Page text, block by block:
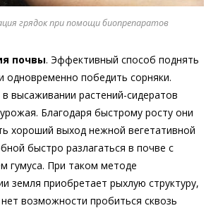
грядок при помощи биопрепаратов
почвы. Эффективный способ поднять
одновременно победить сорняки.
высаживании растений-сидератов
Благодаря быстрому росту они
хороший выход нежной вегетативной
быстро разлагаться в почве с
гумуса. При таком методе
земля приобретает рыхлую структуру,
возможности пробиться сквозь